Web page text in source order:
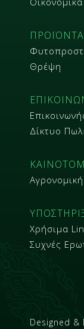
ΠΡΟΪΟΝΤΑ
Θρέψη
Δίκτυο
Χρήσιμα
Συχνές
Designed &